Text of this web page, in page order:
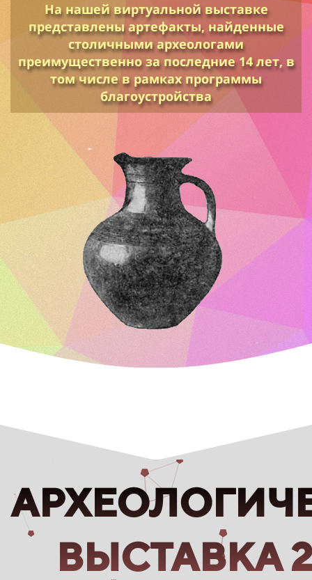
На нашей виртуальной выставке
представлены артефакты, найденные
столичными археологами
преимущественно за последние 14 лет, в
том числе в рамках программы
благоустройства
ВЫСТАВКА